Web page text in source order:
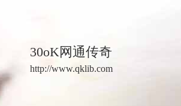
30oK网通传奇
http://www.qklib.com